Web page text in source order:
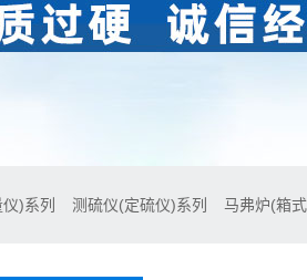
)系列 测硫仪(定硫仪)系列 马弗炉(箱